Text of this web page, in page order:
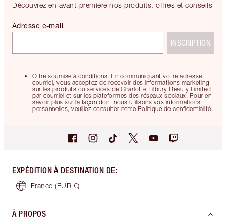
Découvrez en avant-première nos produits, offres et conseils
Offre soumise à conditions. En communiquant votre adresse
courriel, vous acceptez de recevoir des informations marketing
sur les produits ou services de Charlotte Tilbury Beauty Limited
par courriel et sur les plateformes des réseaux sociaux. Pour en
savoir plus sur la façon dont nous utilisons vos informations
personnelles, veuillez consulter notre Politique de confidentialité.
Adresse e-mail
INSCRIPTION
EXPÉDITION À DESTINATION DE:
France (EUR €)
À PROPOS